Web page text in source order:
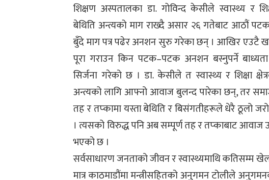
शिक्षण अस्पतालका डा. गोविन्द केसीले स्वास्थ्य र
बेथिति अन्त्यको माग राख्दै असार २६ गतेबाट आठौं
बुँदे माग पत्र पढेर अनशन सुरु गरेका छन् । आखिर एउटै
पूरा गराउन किन पटक–पटक अनशन बस्नुपर्ने
सिर्जना गरेको छ । डा. केसीले त स्वास्थ्य र शिक्षा
अन्त्यको लागि आफ्नो आवाज बुलन्द पारेका छन्, तर
तह र तप्कामा यस्ता बेथिति र बिसंगतीहरूले धेरै ठूलो
। त्यसको विरुद्ध पनि अब सम्पूर्ण तह र तप्काबाट
भएको छ ।
सर्वसाधारण जनताको जीवन र स्वास्थ्यमाथि कतिसम्म
मात्र काठमाडौंमा मन्त्रीसहितको अनुगमन टोलीले